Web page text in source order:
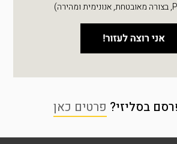
בסליזי? פרטים כאן